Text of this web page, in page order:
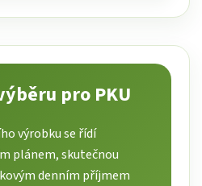
pro PKU
výrobku se řídí
plánem, skutečnou
denním příjmem